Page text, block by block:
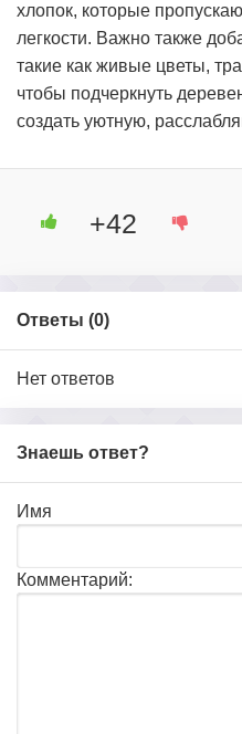
хлопок, которые
легкости. Важно также
такие как живые цветы,
чтобы подчеркнуть
создать уютную,
+42
Ответы (0)
Нет ответов
Знаешь ответ?
Имя
Комментарий: